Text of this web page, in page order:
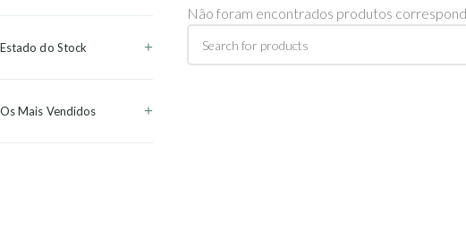
Estado do Stock
Os Mais Vendidos
Não foram encontrados produtos